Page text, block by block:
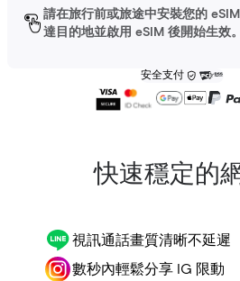
請在旅行前或旅途中安裝您的
達目的地並啟用 eSIM 後開始生效。
安全支付
快速穩定的
視訊通話畫質清晰不延遲
數秒內輕鬆分享 IG 限動